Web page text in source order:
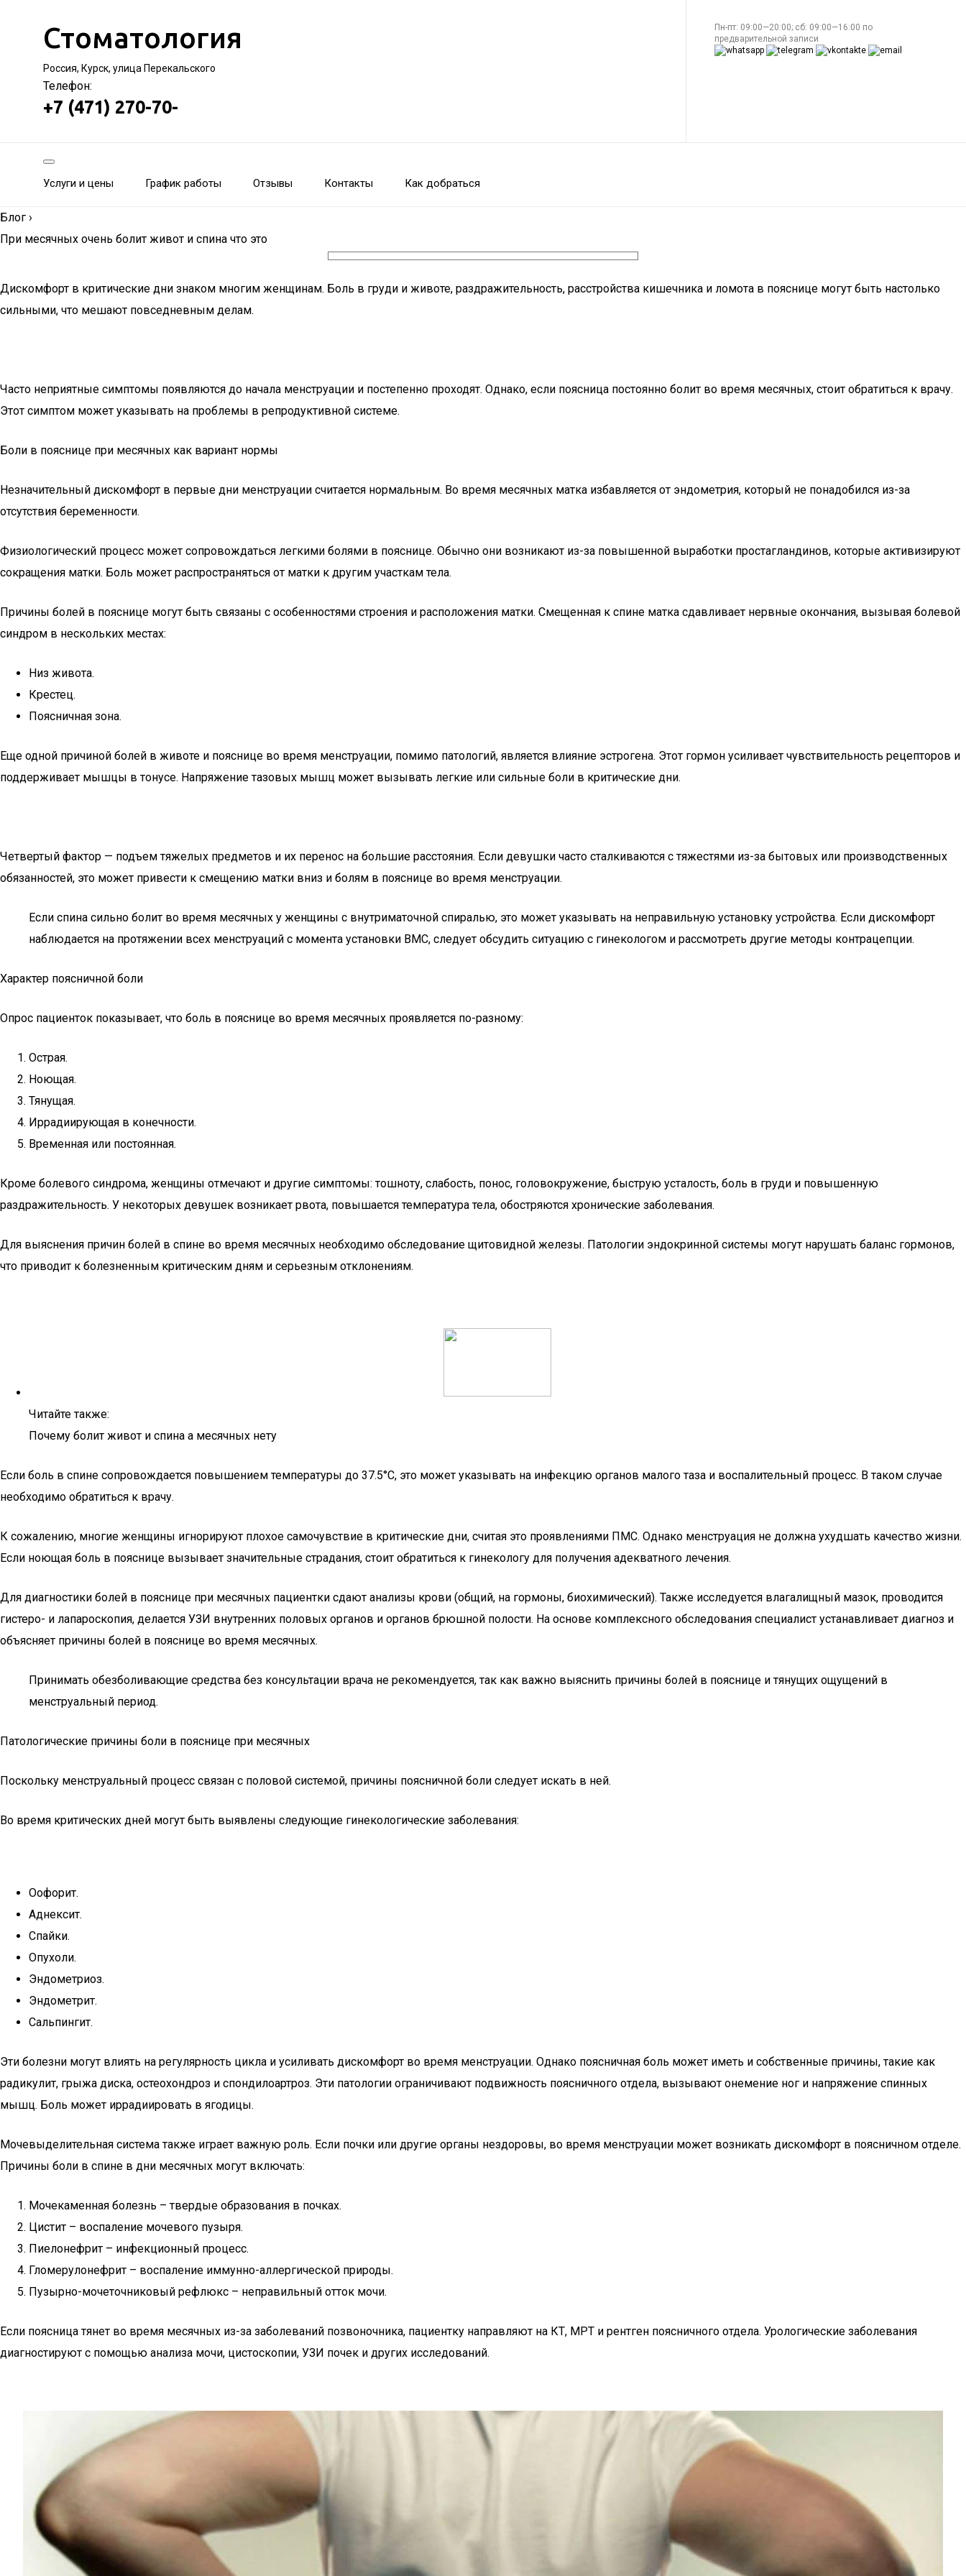
Стоматология
Россия, Курск, улица Перекальского
Телефон:
+7 (471) 270-70-
Пн-пт: 09:00—20:00; сб: 09:00—16:00 по
предварительной записи
Услуги и цены График работы Отзывы Контакты Как добраться
Блог ›
При месячных очень болит живот и спина что это
Дискомфорт в критические дни знаком многим женщинам. Боль в груди и животе, раздражительность, расстройства кишечника и ломота в пояснице могут быть настолько
сильными, что мешают повседневным делам.
Часто неприятные симптомы появляются до начала менструации и постепенно проходят. Однако, если поясница постоянно болит во время месячных, стоит обратиться к врачу.
Этот симптом может указывать на проблемы в репродуктивной системе.
Боли в пояснице при месячных как вариант нормы
Незначительный дискомфорт в первые дни менструации считается нормальным. Во время месячных матка избавляется от эндометрия, который не понадобился из-за
отсутствия беременности.
Физиологический процесс может сопровождаться легкими болями в пояснице. Обычно они возникают из-за повышенной выработки простагландинов, которые активизируют
сокращения матки. Боль может распространяться от матки к другим участкам тела.
Причины болей в пояснице могут быть связаны с особенностями строения и расположения матки. Смещенная к спине матка сдавливает нервные окончания, вызывая болевой
синдром в нескольких местах:
Низ живота.
Крестец.
Поясничная зона.
Еще одной причиной болей в животе и пояснице во время менструации, помимо патологий, является влияние эстрогена. Этот гормон усиливает чувствительность рецепторов и
поддерживает мышцы в тонусе. Напряжение тазовых мышц может вызывать легкие или сильные боли в критические дни.
Четвертый фактор — подъем тяжелых предметов и их перенос на большие расстояния. Если девушки часто сталкиваются с тяжестями из-за бытовых или производственных
обязанностей, это может привести к смещению матки вниз и болям в пояснице во время менструации.
Если спина сильно болит во время месячных у женщины с внутриматочной спиралью, это может указывать на неправильную установку устройства. Если дискомфорт
наблюдается на протяжении всех менструаций с момента установки ВМС, следует обсудить ситуацию с гинекологом и рассмотреть другие методы контрацепции.
Характер поясничной боли
Опрос пациенток показывает, что боль в пояснице во время месячных проявляется по-разному:
Острая.
Ноющая.
Тянущая.
Иррадиирующая в конечности.
Временная или постоянная.
Кроме болевого синдрома, женщины отмечают и другие симптомы: тошноту, слабость, понос, головокружение, быструю усталость, боль в груди и повышенную
раздражительность. У некоторых девушек возникает рвота, повышается температура тела, обостряются хронические заболевания.
Для выяснения причин болей в спине во время месячных необходимо обследование щитовидной железы. Патологии эндокринной системы могут нарушать баланс гормонов,
что приводит к болезненным критическим дням и серьезным отклонениям.
Читайте также:
Почему болит живот и спина а месячных нету
Если боль в спине сопровождается повышением температуры до 37.5°C, это может указывать на инфекцию органов малого таза и воспалительный процесс. В таком случае
необходимо обратиться к врачу.
К сожалению, многие женщины игнорируют плохое самочувствие в критические дни, считая это проявлениями ПМС. Однако менструация не должна ухудшать качество жизни.
Если ноющая боль в пояснице вызывает значительные страдания, стоит обратиться к гинекологу для получения адекватного лечения.
Для диагностики болей в пояснице при месячных пациентки сдают анализы крови (общий, на гормоны, биохимический). Также исследуется влагалищный мазок, проводится
гистеро- и лапароскопия, делается УЗИ внутренних половых органов и органов брюшной полости. На основе комплексного обследования специалист устанавливает диагноз и
объясняет причины болей в пояснице во время месячных.
Принимать обезболивающие средства без консультации врача не рекомендуется, так как важно выяснить причины болей в пояснице и тянущих ощущений в
менструальный период.
Патологические причины боли в пояснице при месячных
Поскольку менструальный процесс связан с половой системой, причины поясничной боли следует искать в ней.
Во время критических дней могут быть выявлены следующие гинекологические заболевания:
Оофорит.
Аднексит.
Спайки.
Опухоли.
Эндометриоз.
Эндометрит.
Сальпингит.
Эти болезни могут влиять на регулярность цикла и усиливать дискомфорт во время менструации. Однако поясничная боль может иметь и собственные причины, такие как
радикулит, грыжа диска, остеохондроз и спондилоартроз. Эти патологии ограничивают подвижность поясничного отдела, вызывают онемение ног и напряжение спинных
мышц. Боль может иррадиировать в ягодицы.
Мочевыделительная система также играет важную роль. Если почки или другие органы нездоровы, во время менструации может возникать дискомфорт в поясничном отделе.
Причины боли в спине в дни месячных могут включать:
Мочекаменная болезнь – твердые образования в почках.
Цистит – воспаление мочевого пузыря.
Пиелонефрит – инфекционный процесс.
Гломерулонефрит – воспаление иммунно-аллергической природы.
Пузырно-мочеточниковый рефлюкс – неправильный отток мочи.
Если поясница тянет во время месячных из-за заболеваний позвоночника, пациентку направляют на КТ, МРТ и рентген поясничного отдела. Урологические заболевания
диагностируют с помощью анализа мочи, цистоскопии, УЗИ почек и других исследований.